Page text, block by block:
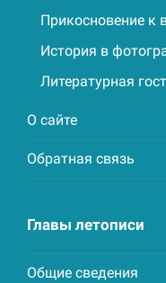
Прикосновение к
История в
Литературная
О сайте
Обратная связь
Главы летописи
Общие сведения